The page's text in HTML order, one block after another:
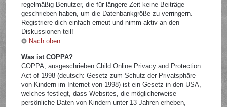
regelmäßig Benutzer, die für längere Zeit keine Beiträge
geschrieben haben, um die Datenbankgröße zu verringern.
Registriere dich einfach erneut und nimm aktiv an den
Diskussionen teil!
Nach oben
Was ist COPPA?
COPPA, ausgeschrieben Child Online Privacy and Protection
Act of 1998 (deutsch: Gesetz zum Schutz der Privatsphäre
von Kindern im Internet von 1998) ist ein Gesetz in den USA,
welches festlegt, dass Websites, die möglicherweise
persönliche Daten von Kindern unter 13 Jahren erheben,